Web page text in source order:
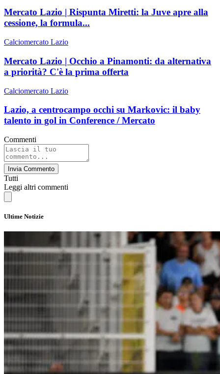
Mercato Lazio | Rispunta Miretti: la Juve apre alla
cessione, la formula...
Calciomercato Lazio
Mercato Lazio | Occhio a Pinamonti: da alternativa
a priorità? C'è la prima offerta
Calciomercato Lazio
Lazio, a centrocampo occhi su Markovic: il baby
talento in gol in Conference / Mercato
Commenti
Invia Commento
Tutti
Leggi altri commenti
Ultime Notizie